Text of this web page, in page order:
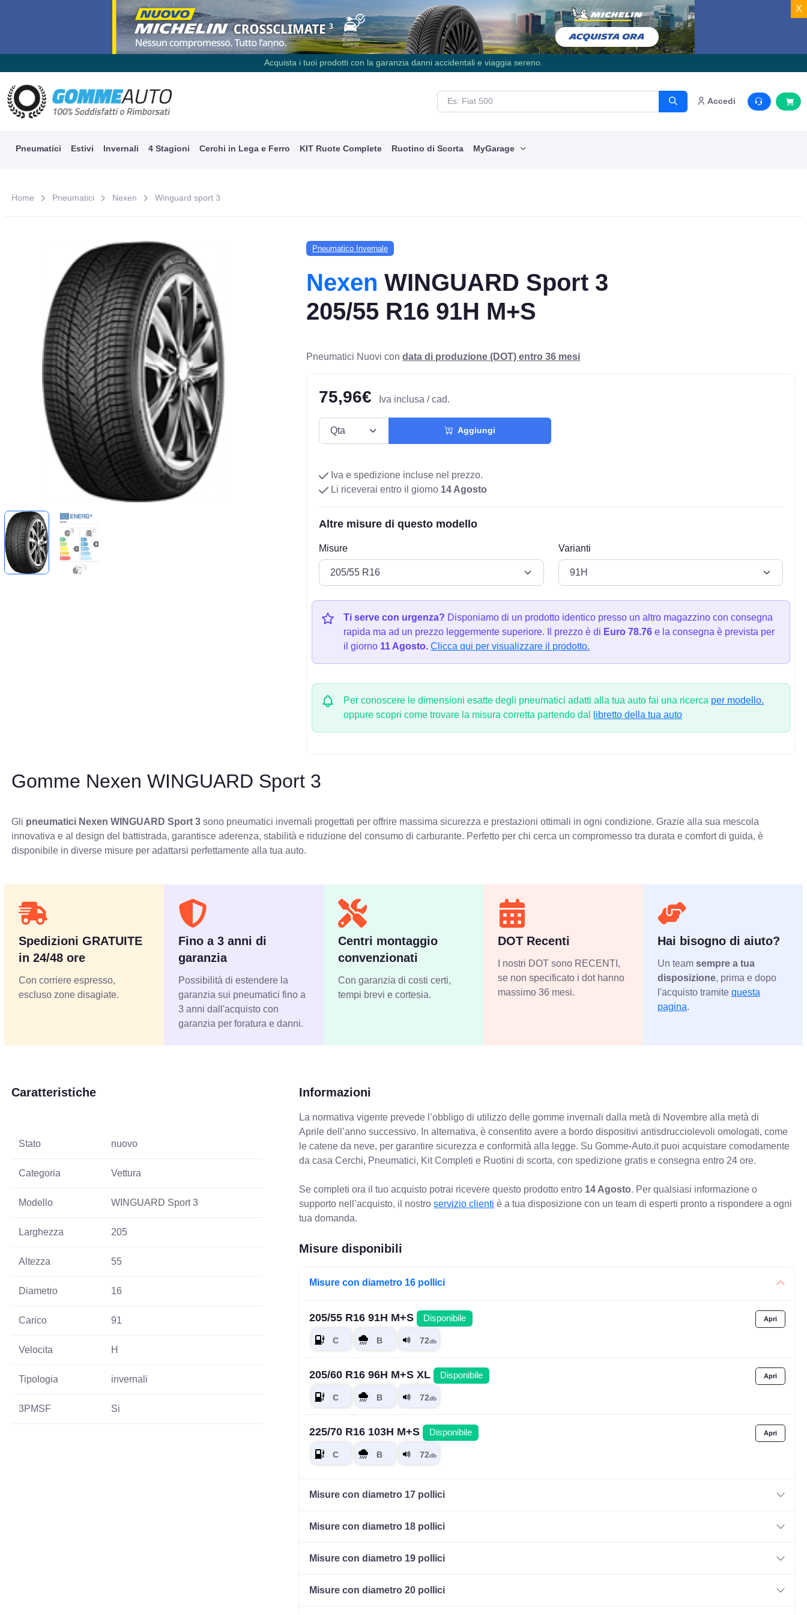
X
Acquista i tuoi prodotti con la garanzia danni accidentali e viaggia sereno.
Accedi
Pneumatici Estivi Invernali 4 Stagioni Cerchi in Lega e Ferro KIT Ruote Complete Ruotino di Scorta MyGarage
Home Pneumatici Nexen Winguard sport 3
Pneumatico Invernale
Nexen WINGUARD Sport 3
205/55 R16 91H M+S
Pneumatici Nuovi condata di produzione (DOT) entro 36 mesi
75,96€ Iva inclusa / cad.
Aggiungi
Iva e spedizione incluse nel prezzo.
Li riceverai entro il giorno 14 Agosto
Altre misure di questo modello
Misure Varianti
Ti serve con urgenza? Disponiamo di un prodotto identico presso un altro magazzino con consegna
rapida ma ad un prezzo leggermente superiore. Il prezzo è di Euro 78.76 e la consegna è prevista per
il giorno 11 Agosto. Clicca qui per visualizzare il prodotto.
Per conoscere le dimensioni esatte degli pneumatici adatti alla tua auto fai una ricerca per modello.
oppure scopri come trovare la misura corretta partendo dal
libretto della tua auto
Gomme Nexen WINGUARD Sport 3
Gli pneumatici Nexen WINGUARD Sport 3 sono pneumatici invernali progettati per offrire massima sicurezza e prestazioni ottimali in ogni condizione. Grazie alla sua mescola
innovativa e al design del battistrada, garantisce aderenza, stabilità e riduzione del consumo di carburante. Perfetto per chi cerca un compromesso tra durata e comfort di guida, è
disponibile in diverse misure per adattarsi perfettamente alla tua auto.
Spedizioni GRATUITE
in 24/48 ore
Con corriere espresso,
escluso zone disagiate.
Fino a 3 anni di
garanzia
Possibilità di estendere la
garanzia sui pneumatici fino a
3 anni dall'acquisto con
garanzia per foratura e danni.
Centri montaggio
convenzionati
Con garanzia di costi certi,
tempi brevi e cortesia.
DOT Recenti
I nostri DOT sono RECENTI,
se non specificato i dot hanno
massimo 36 mesi.
Hai bisogno di aiuto?
Un team sempre a tua
disposizione, prima e dopo
l'acquisto tramite questa
pagina.
Caratteristiche
Stato nuovo
Categoria Vettura
Modello WINGUARD Sport 3
Larghezza 205
Altezza 55
Diametro 16
Carico 91
Velocita H
Tipologia invernali
3PMSF Si
Informazioni
La normativa vigente prevede l’obbligo di utilizzo delle gomme invernali dalla metà di Novembre alla metà di
Aprile dell’anno successivo. In alternativa, è consentito avere a bordo dispositivi antisdrucciolevoli omologati, come
le catene da neve, per garantire sicurezza e conformità alla legge. Su Gomme-Auto.it puoi acquistare comodamente
da casa Cerchi, Pneumatici, Kit Completi e Ruotini di scorta, con spedizione gratis e consegna entro 24 ore.
Se completi ora il tuo acquisto potrai ricevere questo prodotto entro 14 Agosto. Per qualsiasi informazione o
supporto nell’acquisto, il nostroservizio clienti è a tua disposizione con un team di esperti pronto a rispondere a ogni
tua domanda.
Misure disponibili
Misure con diametro 16 pollici
205/55 R16 91H M+S Disponibile
205/60 R16 96H M+S XL Disponibile
225/70 R16 103H M+S Disponibile
Misure con diametro 17 pollici
Misure con diametro 18 pollici
Misure con diametro 19 pollici
Misure con diametro 20 pollici